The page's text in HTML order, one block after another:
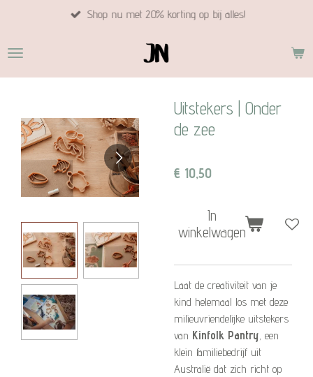
naar
hoofdinhoud
Shop nu met 20% korting op bij alles!
Uitstekers | Onder
de zee
€ 10,50
In
winkelwagen
Laat de creativiteit van je
kind helemaal los met deze
milieuvriendelijke uitstekers
van Kinfolk Pantry, een
klein familiebedrijf uit
Australië dat zich richt op